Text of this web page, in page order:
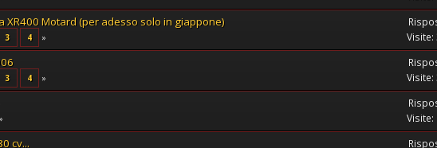
XR400 Motard (per adesso solo in giappone)
3 4
Visite:
3 4
Visite:
Visite:
cv...